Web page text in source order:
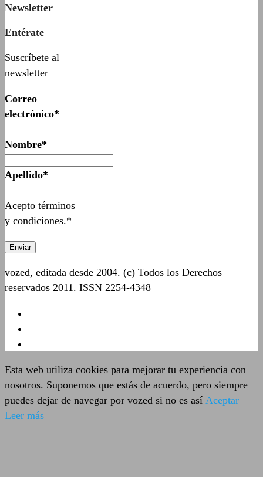
Newsletter
Entérate
Suscríbete al
newsletter
Correo
electrónico*
Nombre*
Apellido*
Acepto términos
y condiciones.*
vozed, editada desde 2004. (c) Todos los Derechos
reservados 2011. ISSN 2254-4348
Esta web utiliza cookies para mejorar tu experiencia con
nosotros. Suponemos que estás de acuerdo, pero siempre
puedes dejar de navegar por vozed si no es así Aceptar
Leer más